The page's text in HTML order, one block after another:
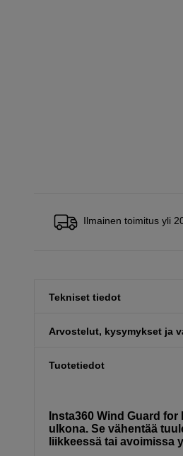
Ilmainen toimitus yli
Tekniset tiedot
Arvostelut, kysymykset ja
Tuotetiedot
Insta360 Wind Guard
ulkona. Se vähentää
liikkeessä tai avoimissa